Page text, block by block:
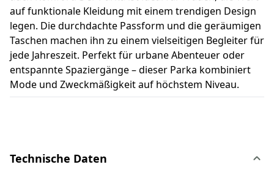
auf funktionale Kleidung mit einem trendigen Design
legen. Die durchdachte Passform und die geräumigen
Taschen machen ihn zu einem vielseitigen Begleiter für
jede Jahreszeit. Perfekt für urbane Abenteuer oder
entspannte Spaziergänge – dieser Parka kombiniert
Mode und Zweckmäßigkeit auf höchstem Niveau.
Technische Daten